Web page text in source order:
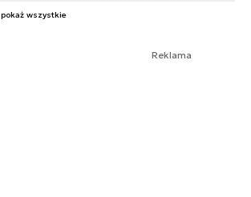
pokaż wszystkie
Reklama